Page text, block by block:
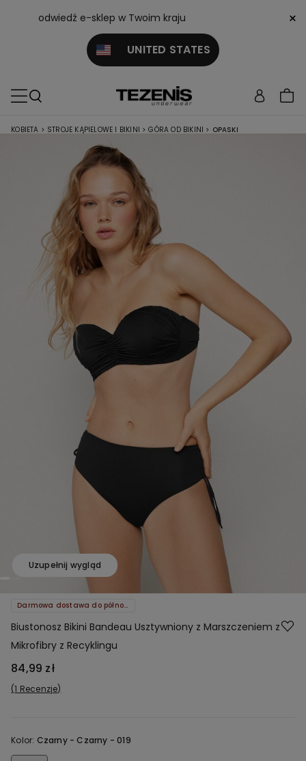
odwiedź e-sklep w Twoim kraju
UNITED STATES
×
KOBIETA > STROJE KĄPIELOWE I BIKINI > GÓRA OD BIKINI > OPASKI
Uzupełnij wygląd
Darmowa dostawa do północy!
Biustonosz Bikini Bandeau Usztywniony z Marszczeniem z
Mikrofibry z Recyklingu
84,99 zł
1 Recenzje
Kolor: Czarny -Czarny - 019